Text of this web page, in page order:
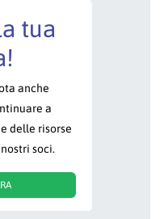
tua
anche
a
delle risorse
soci.